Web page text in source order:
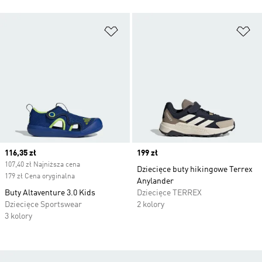
Current price
116,35 zł
107,40 zł Najniższa cena
179 zł Cena oryginalna
Buty Altaventure 3.0 Kids
Dziecięce Sportswear
3 kolory
Price
199 zł
Dziecięce buty hikingowe Terrex
Anylander
Dziecięce TERREX
2 kolory